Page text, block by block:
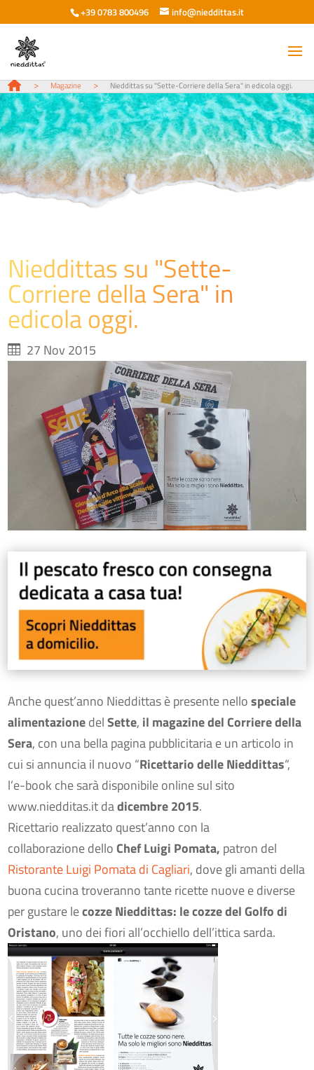
+39 0783 800496 info@nieddittas.it
> Magazine > Nieddittas su "Sette-Corriere della Sera" in edicola oggi.
Nieddittas su "Sette-
Corriere della Sera" in
edicola oggi.
27 Nov 2015
Anche quest’anno Nieddittas è presente nellospeciale
alimentazionedelSette, il magazine del Corriere della
Sera, con una bella pagina pubblicitaria e un articolo in
cui si annuncia il nuovo “Ricettario delle Nieddittas“,
l’e-book che sarà disponibile online sul sito
www.niedditas.it dadicembre 2015.
Ricettario realizzato quest’anno con la
collaborazione dello Chef Luigi Pomata, patron del
Ristorante Luigi Pomata di Cagliari, dove gli amanti della
buona cucina troveranno tante ricette nuove e diverse
per gustare lecozze Nieddittas: lecozze del Golfo di
Oristano, uno dei fiori all’occhiello dell’ittica sarda.